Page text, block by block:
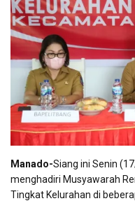
Manado-Siang ini Senin
menghadiri Musyawarah
Tingkat Kelurahan di